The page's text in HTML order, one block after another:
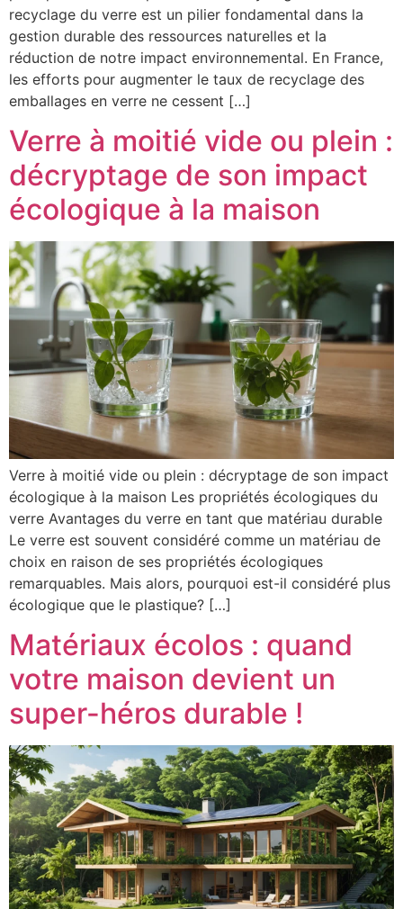
recyclage du verre est un pilier fondamental dans la
gestion durable des ressources naturelles et la
réduction de notre impact environnemental. En France,
les efforts pour augmenter le taux de recyclage des
emballages en verre ne cessent […]
Verre à moitié vide ou plein :
décryptage de son impact
écologique à la maison
Verre à moitié vide ou plein : décryptage de son impact
écologique à la maison Les propriétés écologiques du
verre Avantages du verre en tant que matériau durable
Le verre est souvent considéré comme un matériau de
choix en raison de ses propriétés écologiques
remarquables. Mais alors, pourquoi est-il considéré plus
écologique que le plastique? […]
Matériaux écolos : quand
votre maison devient un
super-héros durable !